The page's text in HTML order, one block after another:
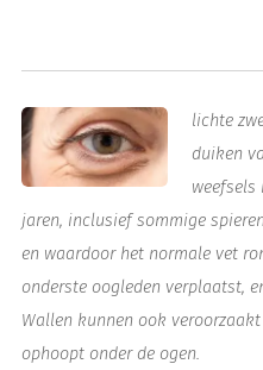
lichte
duiken
weefsels
jaren, inclusief sommige
en waardoor het normale vet
onderste oogleden verplaatst,
Wallen kunnen ook
ophoopt onder de ogen.